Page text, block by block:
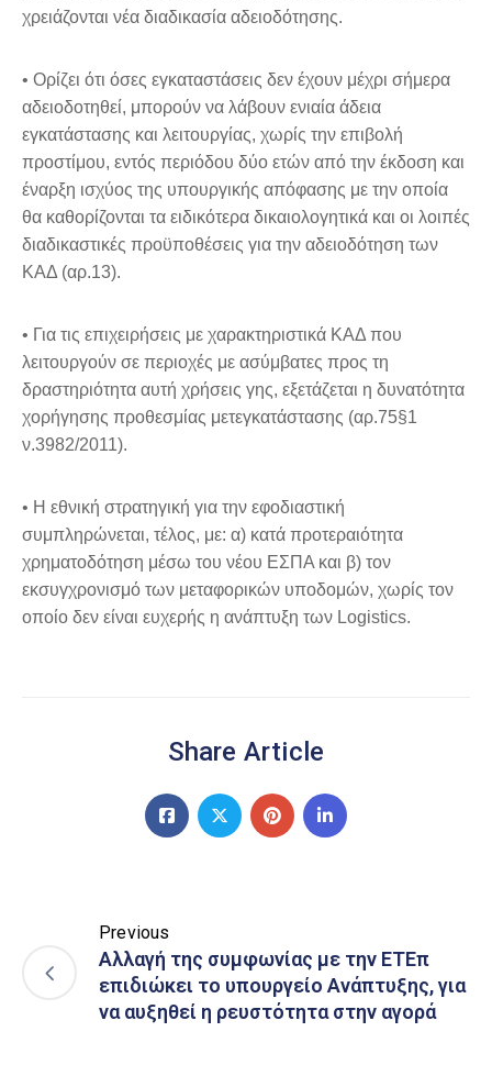
χρειάζονται νέα διαδικασία αδειοδότησης.
• Ορίζει ότι όσες εγκαταστάσεις δεν έχουν μέχρι σήμερα
αδειοδοτηθεί, μπορούν να λάβουν ενιαία άδεια
εγκατάστασης και λειτουργίας, χωρίς την επιβολή
προστίμου, εντός περιόδου δύο ετών από την έκδοση και
έναρξη ισχύος της υπουργικής απόφασης με την οποία
θα καθορίζονται τα ειδικότερα δικαιολογητικά και οι λοιπές
διαδικαστικές προϋποθέσεις για την αδειοδότηση των
ΚΑΔ (αρ.13).
• Για τις επιχειρήσεις με χαρακτηριστικά ΚΑΔ που
λειτουργούν σε περιοχές με ασύμβατες προς τη
δραστηριότητα αυτή χρήσεις γης, εξετάζεται η δυνατότητα
χορήγησης προθεσμίας μετεγκατάστασης (αρ.75§1
ν.3982/2011).
• Η εθνική στρατηγική για την εφοδιαστική
συμπληρώνεται, τέλος, με: α) κατά προτεραιότητα
χρηματοδότηση μέσω του νέου ΕΣΠΑ και β) τον
εκσυγχρονισμό των μεταφορικών υποδομών, χωρίς τον
οποίο δεν είναι ευχερής η ανάπτυξη των Logistics.
Share Article
Previous
Αλλαγή της συμφωνίας με την ΕΤΕπ
επιδιώκει το υπουργείο Ανάπτυξης, για
να αυξηθεί η ρευστότητα στην αγορά